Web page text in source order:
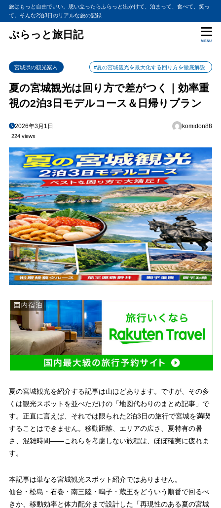
旅はもっと自由でいい。思い立ったらふらっと出かけて、泊まって、食べて、笑っ
て。そんな2泊3日のリアルな旅の記録
ぷらっと旅日記
MENU
宮城県の観光案内 #夏の宮城観光を最大化する回り方を徹底解説
夏の宮城観光は回り方で差がつく｜効率重
視の2泊3日モデルコース＆日帰りプラン
2026年3月1日 komidon88
224 views
夏の宮城観光を紹介する記事は山ほどあります。ですが、その多
くは観光スポットを並べただけの「地図代わりのまとめ記事」で
す。正直に言えば、それでは限られた2泊3日の旅行で宮城を満喫
することはできません。移動距離、エリアの広さ、夏特有の暑
さ、混雑時間——これらを考慮しない旅程は、ほぼ確実に疲れま
す。
本記事は単なる宮城観光スポット紹介ではありません。
仙台・松島・石巻・南三陸・鳴子・蔵王をどういう順番で回るべ
きか、移動効率と体力配分まで設計した「再現性のある夏の宮城